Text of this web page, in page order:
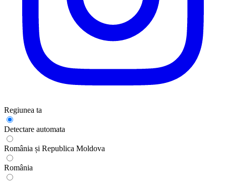
Regiunea ta
Detectare automata
România și Republica Moldova
România